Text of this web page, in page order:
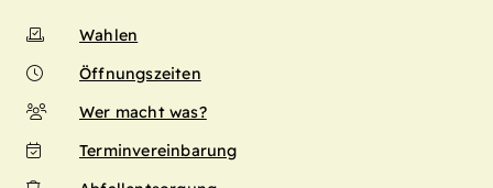
Wahlen
Öffnungszeiten
Wer macht was?
Terminvereinbarung